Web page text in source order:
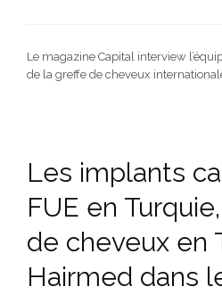
Le magazine Capital interview
de la greffe de cheveux
Les implants
FUE en
de cheveux en
Hairmed dans